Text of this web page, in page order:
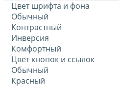
Цвет шрифта и фона
Обычный
Контрастный
Инверсия
Комфортный
Цвет кнопок и ссылок
Обычный
Красный